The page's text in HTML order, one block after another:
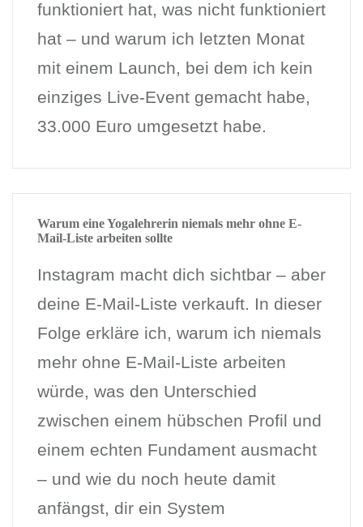
funktioniert hat, was nicht funktioniert
hat – und warum ich letzten Monat
mit einem Launch, bei dem ich kein
einziges Live-Event gemacht habe,
33.000 Euro umgesetzt habe.
Warum eine Yogalehrerin niemals mehr ohne E-
Mail-Liste arbeiten sollte
Instagram macht dich sichtbar – aber
deine E-Mail-Liste verkauft. In dieser
Folge erkläre ich, warum ich niemals
mehr ohne E-Mail-Liste arbeiten
würde, was den Unterschied
zwischen einem hübschen Profil und
einem echten Fundament ausmacht
– und wie du noch heute damit
anfängst, dir ein System